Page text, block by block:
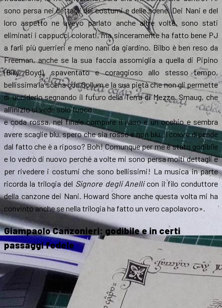
sono persa nei dettagli dei costumi e delle scene. Dei Nani e del
loro aspetto ne avevo parlato anche altre volte, sono stati
eliminati i cappucci colorati, ma sinceramente ha fatto bene PJ
a farli più guerrieri e meno nani da giardino. Bilbo è ben reso da
Freeman, anche se la sua faccia assomiglia a quella di Pipino
(Billy Boyd), spaventato e coraggioso allo stesso tempo,
bellissima la scena con Gollum e la sua pietà che non gli permette
di ucciderlo segnando il futuro della Terra di Mezzo. Smaug, che
all’inizio si vede solo fuoco
e coda rossa, nel finale compare il naso e un occhio e sembra
avere scaglie blu, spero che sia rosso e non blu, il colore dipende
dal fatto che è a riposo? Boh! Comunque per me è stato godibile
e lo vedrò di nuovo perché a volte mi sono persa molti dettagli e
per rivedere i costumi che sono bellissimi! La musica in parte
ricorda la trilogia del Signore degli Anellicon il filo conduttore
della canzone dei Nani. Howard Shore anche questa volta mi ha
convinto anche se nella trilogia ha fatto un vero capolavoro».
Giampaolo Canzonieri: godibile e in certi
passaggi fedele